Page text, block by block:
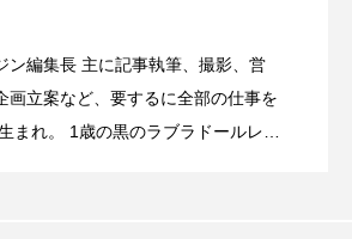
事執筆、撮影、営
画立案など、要するに全部の仕事を
面おつかれサマーびあがでんが開催さ
橋駅前南側にezu cafeがオープンして